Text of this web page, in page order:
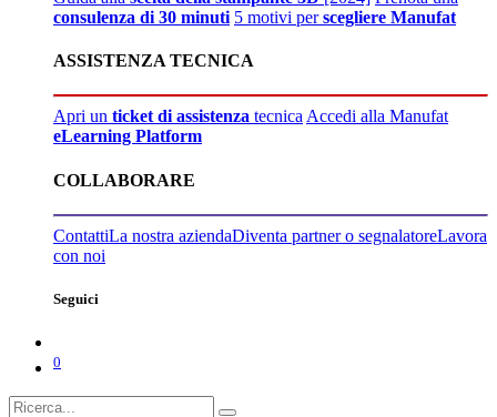
consulenza di 30 minuti 5 motivi perscegliere Manufat
ASSISTENZA TECNICA
Apri un ticket di assistenza tecnicaAccedi alla Manufat
eLearning Platform
COLLABORARE
ContattiLa nostra aziendaDiventa partner o segnalatoreLavora
con noi
Seguici
0